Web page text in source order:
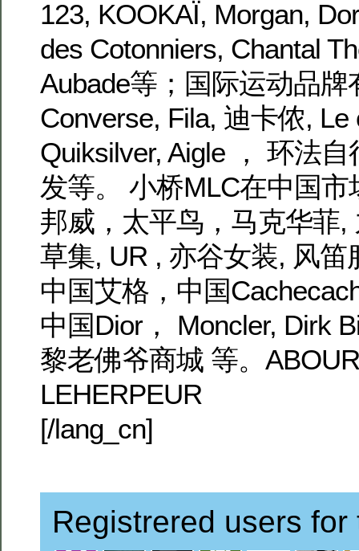
123, KOOKAÏ, Morgan,
des Cotonniers, Chantal
Aubade等；国际运动品牌
Converse, Fila, 迪卡侬, Le
Quiksilver, Aigle ， 环法
发等。 小桥MLC在中国
邦威，太平鸟，马克华菲,
草集, UR , 亦谷女装, 风笛
中国艾格，中国
中国Dior， Moncler, Dirk
黎老佛爷商城 等。
LEHERPEUR
[/lang_cn]
Registrered users for